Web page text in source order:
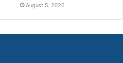
August 5, 2026